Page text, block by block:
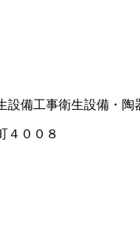
設備工事衛生設備・陶
４００８